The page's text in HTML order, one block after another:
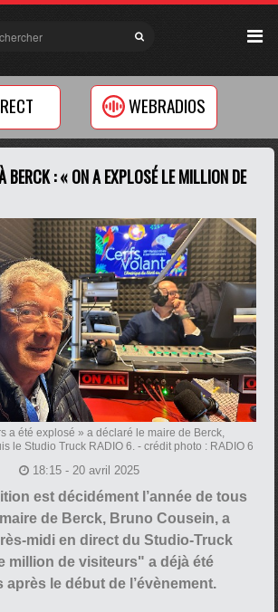
WEBRADIOS
BERCK : « ON A EXPLOSÉ LE MILLION DE
a été explosé » a déclaré le maire de Berck,
le Studio Truck RADIO 6.- crédit photo : RADIO 6
18:15 - 20 avril 2025
est décidément l’année de tous
de Berck, Bruno Cousein, a
midi en direct du Studio-Truck
million de visiteurs" a déjà été
après le début de l’évènement.